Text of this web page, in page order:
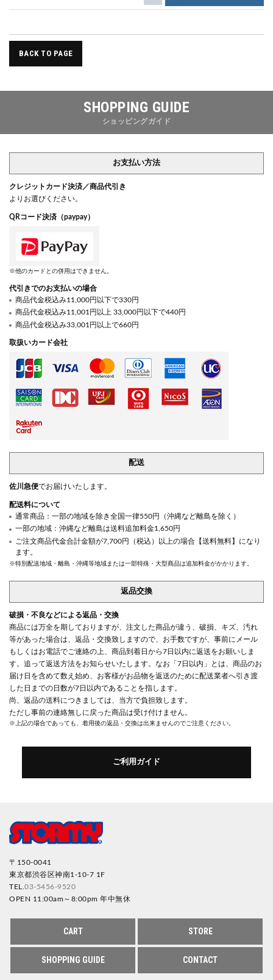
BACK TO PAGE
SHOPPING GUIDE
ショッピングガイド
お支払い方法
クレジットカード決済／商品代引き
よりお選びください。
QRコード決済（paypay）
※他のカードとの併用はできません。
代引きでのお支払いの場合
商品代金税込み11,000円以下で330円
商品代金税込み11,001円以上 33,000円以下で440円
商品代金税込み33,001円以上で660円
取扱いカード会社
配送
佐川急便でお届けいたします。
配送料について
通常商品：一部の地域を除き全国一律550円（沖縄など離島を除く）
一部の地域：沖縄など離島は送料追加料金1,650円
ご注文商品代金合計金額が7,700円（税込）以上の場合【送料無料】になり
ます。
※特別配送地域・離島・沖縄等地域または一部特殊・大型商品は追加料金がかかります。
返品交換
破損・不良などによる返品・交換
商品には万全を期しておりますが、注文した商品が違う、破損、キズ、汚れ
等があった場合は、返品・交換致しますので、お手数ですが、事前にメール
もしくはお電話でご連絡の上、商品到着日から7日以内に返送をお願いしま
す。追って返送方法をお知らせいたします。なお「7日以内」とは、商品のお
届け日を含めて数え始め、お客様がお品物を返送のために配送業者へ引き渡
した日までの日数が7日以内であることを指します。
尚、返品の送料につきましては、当方で負担致します。
ただし事前の連絡無しに戻った商品は受け付けません。
※上記の場合であっても、着用後の返品・交換は出来ませんのでご注意ください。
ご利用ガイド
〒150-0041
東京都渋谷区神南1-10-7 1F
TEL. 03-5456-9520
OPEN 11:00am～8:00pm 年中無休
CART STORE
SHOPPING GUIDE CONTACT